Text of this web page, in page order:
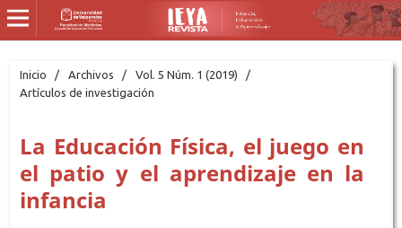
Inicio / Archivos / Vol. 5 Núm. 1 (2019)
/
Artículos de investigación
La Educación Física, el juego en
el patio y el aprendizaje en la
infancia